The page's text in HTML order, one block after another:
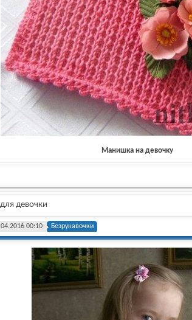
Манишка на девочку
девочки
00:10 Безрукавочки